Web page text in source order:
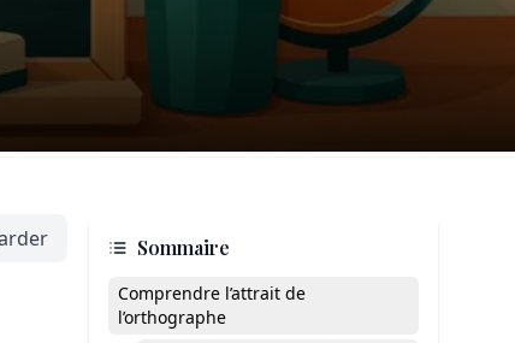
Sommaire
Comprendre l’attrait de
l’orthographe